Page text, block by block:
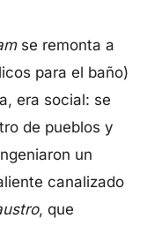
se remonta a
para el baño)
era social: se
de pueblos y
un
canalizado
, que